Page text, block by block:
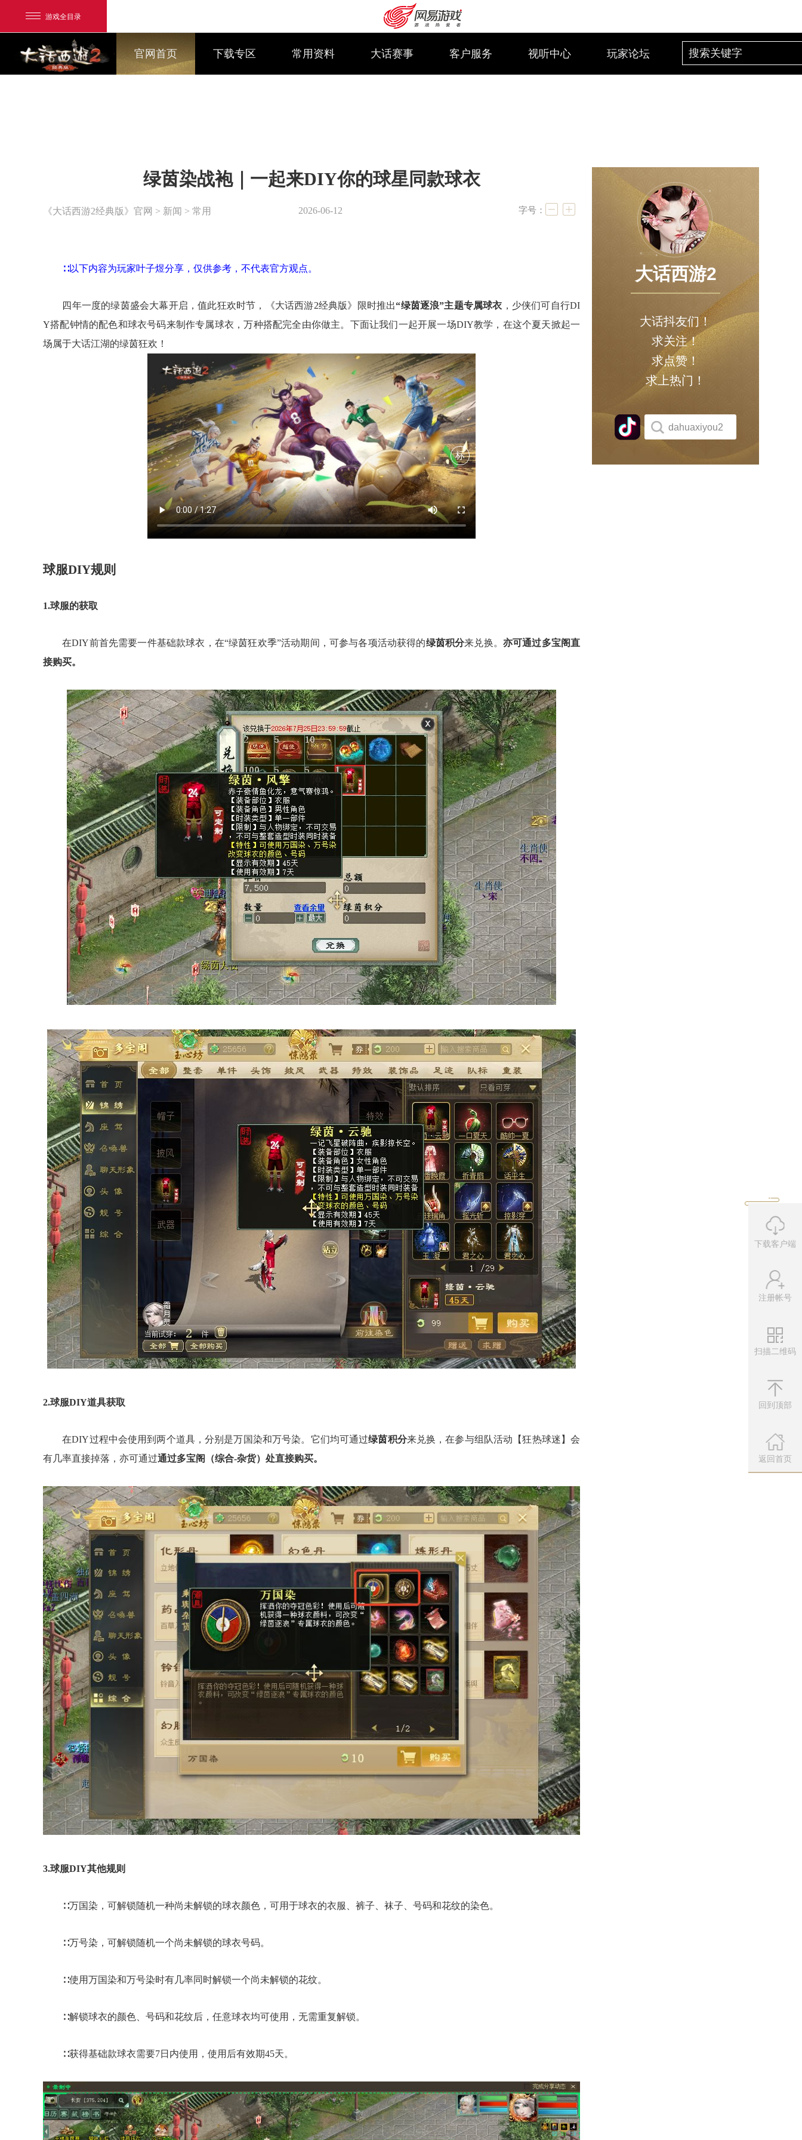
游戏全目录
我的足迹： 大话2经典版
官网首页 下载专区 常用资料 大话赛事 客户服务 视听中心 玩家论坛
大话西游2
大话抖友们！
求关注！
求点赞！
求上热门！
dahuaxiyou2
《大话西游2经典版》官网 > 新闻 > 常用
绿茵染战袍｜一起来DIY你的球星同款球衣
2026-06-12 字号：
∷以下内容为玩家叶子煜分享，仅供参考，不代表官方观点。
四年一度的绿茵盛会大幕开启 ，值此狂欢时节，《大话西游2经典版》限时推出“绿茵逐浪”主题专属球衣 ， 少侠们可自行DI
Y搭配钟情的配色和球衣号码来制作专属球衣 ，万种搭配完全由你做主。下面让我们一起开展一场DIY教学， 在这个夏天掀起一
场属于大话江湖的绿茵狂欢！
标
球服DIY规则
1.球服的获取
在DIY前首先需要一件基础款球衣， 在“绿茵狂欢季”活动期间 ， 可参与各项活动获得的绿茵积分来兑换。 亦可通过多宝阁直
接购买。
2.球服DIY道具获取
在DIY过程中会使用到两个道具，分别是万国染和万号染。它们均可通过绿茵积分来兑换，在参与组队活动【狂热球迷】会
有几率直接掉落，亦可通过通过多宝阁（综合-杂货）处直接购买。
3.球服DIY其他规则
∷万国染，可解锁随机一种尚未解锁的球衣颜色，可用于球衣的衣服、裤子、袜子、号码和花纹的染色。
∷万号染，可解锁随机一个尚未解锁的球衣号码。
∷使用万国染和万号染时有几率同时解锁一个尚未解锁的花纹。
∷解锁球衣的颜色、号码和花纹后，任意球衣均可使用，无需重复解锁。
∷获得基础款球衣需要7日内使用，使用后有效期45天。
下载客户端
注册帐号
扫描二维码
扫描左侧二
回到顶部
返回首页